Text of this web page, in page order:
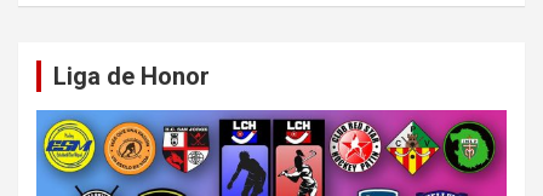
Liga de Honor